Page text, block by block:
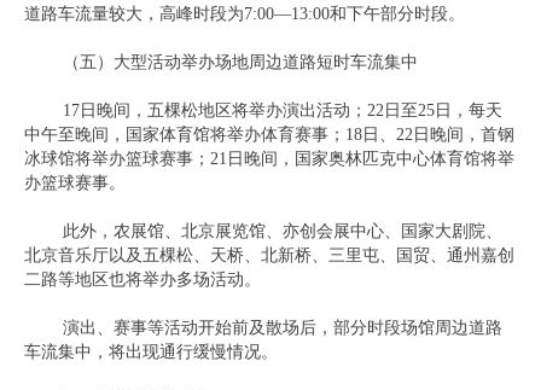
道路车流量较大，高峰时段为7:00—13:00和下午部分时段。
（五）大型活动举办场地周边道路短时车流集中
17日晚间，五棵松地区将举办演出活动；22日至25日，每天
中午至晚间，国家体育馆将举办体育赛事；18日、22日晚间，首钢
冰球馆将举办篮球赛事；21日晚间，国家奥林匹克中心体育馆将举
办篮球赛事。
此外，农展馆、北京展览馆、亦创会展中心、国家大剧院、
北京音乐厅以及五棵松、天桥、北新桥、三里屯、国贸、通州嘉创
二路等地区也将举办多场活动。
演出、赛事等活动开始前及散场后，部分时段场馆周边道路
车流集中，将出现通行缓慢情况。